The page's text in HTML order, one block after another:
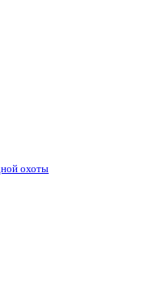
охоты